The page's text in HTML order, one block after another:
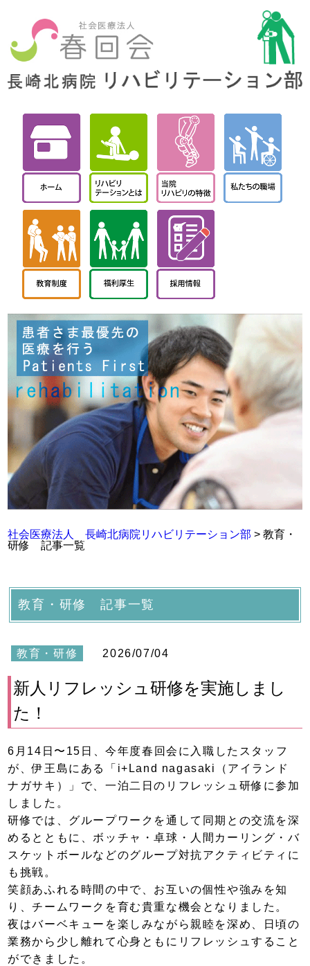
社会医療法人 長崎北病院リハビリテーション部 >教育・
研修 記事一覧
教育・研修 記事一覧
教育・研修 2026/07/04
新人リフレッシュ研修を実施しまし
た！
6月14日〜15日、今年度春回会に入職したスタッフ
が、伊王島にある「i+Land nagasaki（アイランド
ナガサキ）」で、一泊二日のリフレッシュ研修に参加
しました。
研修では、グループワークを通して同期との交流を深
めるとともに、ボッチャ・卓球・人間カーリング・バ
スケットボールなどのグループ対抗アクティビティに
も挑戦。
笑顔あふれる時間の中で、お互いの個性や強みを知
り、チームワークを育む貴重な機会となりました。
夜はバーベキューを楽しみながら親睦を深め、日頃の
業務から少し離れて心身ともにリフレッシュすること
ができました。